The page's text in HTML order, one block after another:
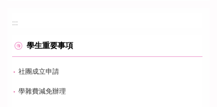
:::
學生重要事項
社團成立申請
學雜費減免辦理